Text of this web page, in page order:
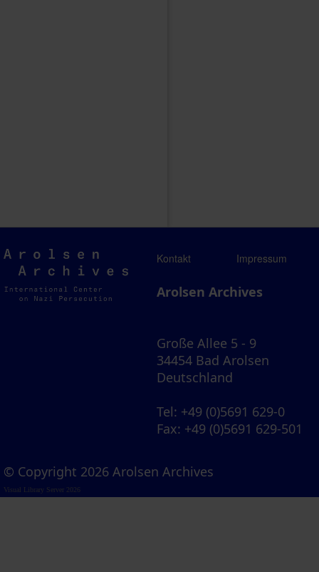
Arolsen
Archives
Kontakt Impressum
Arolsen Archives
Große Allee 5 - 9
34454 Bad Arolsen
Deutschland
Tel: +49 (0)5691 629-0
Fax: +49 (0)5691 629-501
© Copyright 2026 Arolsen Archives
Visual Library Server 2026